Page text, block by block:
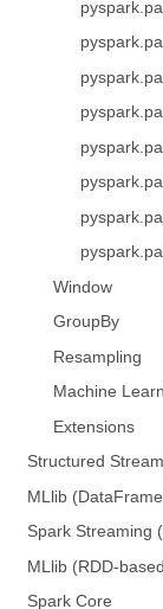
Window
GroupBy
Resampling
Machine
Extensions
Structured
MLlib
Spark Streaming
MLlib (RDD-
Spark Core